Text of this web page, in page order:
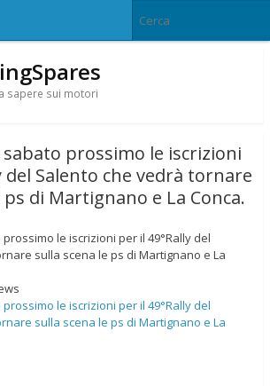
sapere sui motori
prossimo le iscrizioni
del Salento che vedrà tornare
di Martignano e La Conca.
le iscrizioni per il 49°Rally del
sulla scena le ps di Martignano e La
le iscrizioni per il 49°Rally del
sulla scena le ps di Martignano e La